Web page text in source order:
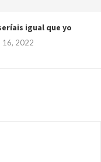
igual que yo
16, 2022